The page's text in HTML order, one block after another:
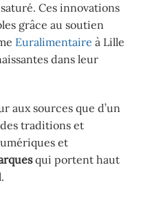
Ces innovations
grâce au soutien
Euralimentaire à Lille
dans leur
aux sources que d’un
traditions et
et
qui portent haut